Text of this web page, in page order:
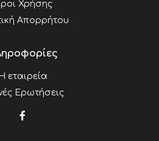
Χρήσης
Απορρήτου
Η εταιρεία
Ερωτήσεις